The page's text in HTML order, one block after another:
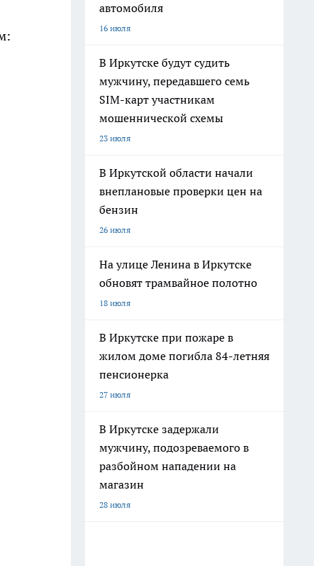
автомобиля
16 июля
В Иркутске будут судить
мужчину, передавшего семь
SIM-карт участникам
мошеннической схемы
23 июля
В Иркутской области начали
внеплановые проверки цен на
бензин
26 июля
На улице Ленина в Иркутске
обновят трамвайное полотно
18 июля
В Иркутске при пожаре в
жилом доме погибла 84-летняя
пенсионерка
27 июля
В Иркутске задержали
мужчину, подозреваемого в
разбойном нападении на
магазин
28 июля